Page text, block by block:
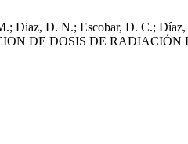
Diaz, D. N.; Escobar, D. C.;
DE DOSIS DE